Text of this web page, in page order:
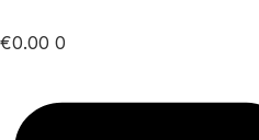
€0.00 0